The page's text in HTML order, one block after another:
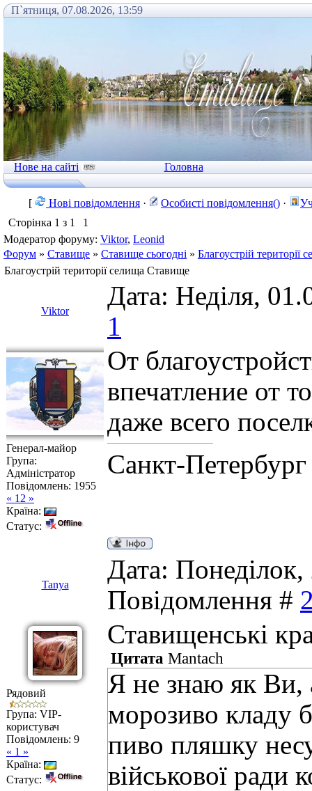
П`ятниця, 07.08.2026, 13:59
Нове на сайті Головна
[ Нові повідомлення · Особисті повідомлення() ·
Сторінка 1 з 1
1
Модератор форуму: Viktor, Leonid
Форум » Ставище » Ставище сьогодні » Благоустрій території
Благоустрій території селища Ставище
Viktor
Дата: Неділя,
1
Генерал-майор
Група:
Адміністратор
Повідомлень: 1955
« 12 »
Країна:
Статус:
От
впечатление от
даже всего
Санкт-Петербург
Tanya
Дата:
Повідомлення #
Рядовий
Група: VIP-
користувач
Повідомлень: 9
« 1 »
Країна:
Статус:
Ставищенські
Цитата Mantach
Я не знаю як Ви,
морозиво кладу
пиво пляшку
військової ради